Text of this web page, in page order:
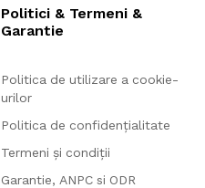
Politici & Termeni &
Garantie
Politica de utilizare a cookie-
urilor
Politica de confidențialitate
Termeni și condiții
Garantie, ANPC si ODR